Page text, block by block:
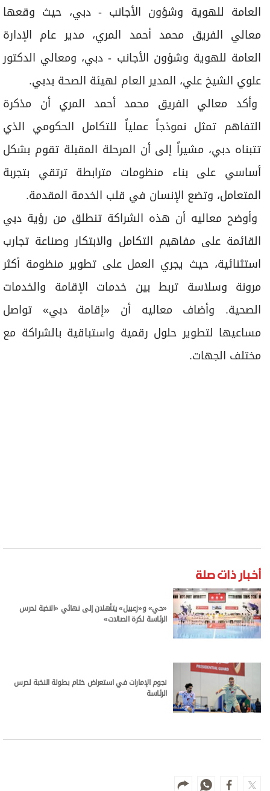
العامة للهوية وشؤون الأجانب - دبي، حيث وقعها
معالي الفريق محمد أحمد المري، مدير عام الإدارة
العامة للهوية وشؤون الأجانب - دبي، ومعالي الدكتور
علوي الشيخ علي، المدير العام لهيئة الصحة بدبي.
وأكد معالي الفريق محمد أحمد المري أن مذكرة
التفاهم تمثل نموذجاً عملياً للتكامل الحكومي الذي
تتبناه دبي، مشيراً إلى أن المرحلة المقبلة تقوم بشكل
أساسي على بناء منظومات مترابطة ترتقي بتجربة
المتعامل، وتضع الإنسان في قلب الخدمة المقدمة.
وأوضح معاليه أن هذه الشراكة تنطلق من رؤية دبي
القائمة على مفاهيم التكامل والابتكار وصناعة تجارب
استثنائية، حيث يجري العمل على تطوير منظومة أكثر
مرونة وسلاسة تربط بين خدمات الإقامة والخدمات
الصحية. وأضاف معاليه أن «إقامة دبي» تواصل
مساعيها لتطوير حلول رقمية واستباقية بالشراكة مع
مختلف الجهات.
أخبار ذات صلة
«حي» و«زعبيل» يتأهلان إلى نهائي «النخبة لحرس
الرئاسة لكرة الصالات»
نجوم الإمارات في استعراض ختام بطولة النخبة لحرس
الرئاسة